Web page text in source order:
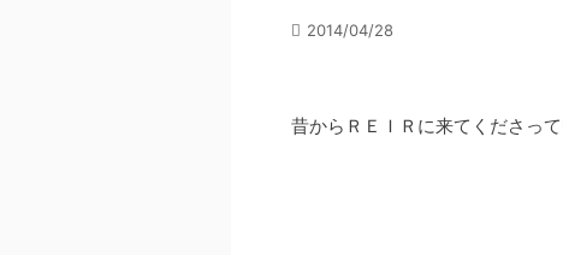
2014/04/28
昔からＲＥＩＲに来てくださっ